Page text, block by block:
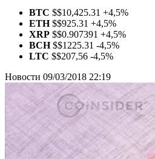
BTC $$10,425.31 +4,5%
ETH$$925.31 +4,5%
XRP $$0.907391 +4,5%
BCH$$1225.31 -4,5%
LTC $$207,56 -4,5%
Новости 09/03/2018 22:19